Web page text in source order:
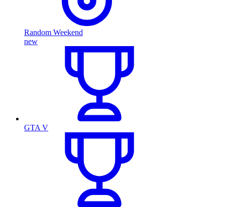
Random Weekend
new
GTA V